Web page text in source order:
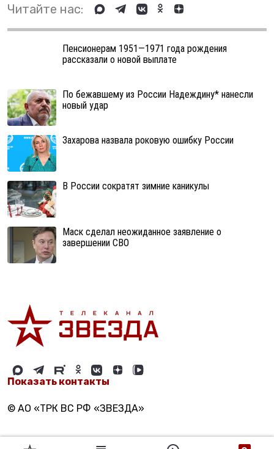
Читайте нас:
Пенсионерам 1951—1971 года рождения
рассказали о новой выплате
По бежавшему из России Надеждину* нанесли
новый удар
Захарова назвала роковую ошибку России
В России сократят зимние каникулы
Маск сделал неожиданное заявление о
завершении СВО
Показать контакты
© АО «ТРК ВС РФ «ЗВЕЗДА»